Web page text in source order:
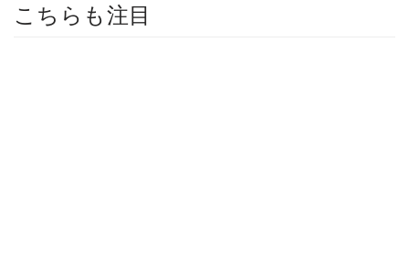
こちらも注目